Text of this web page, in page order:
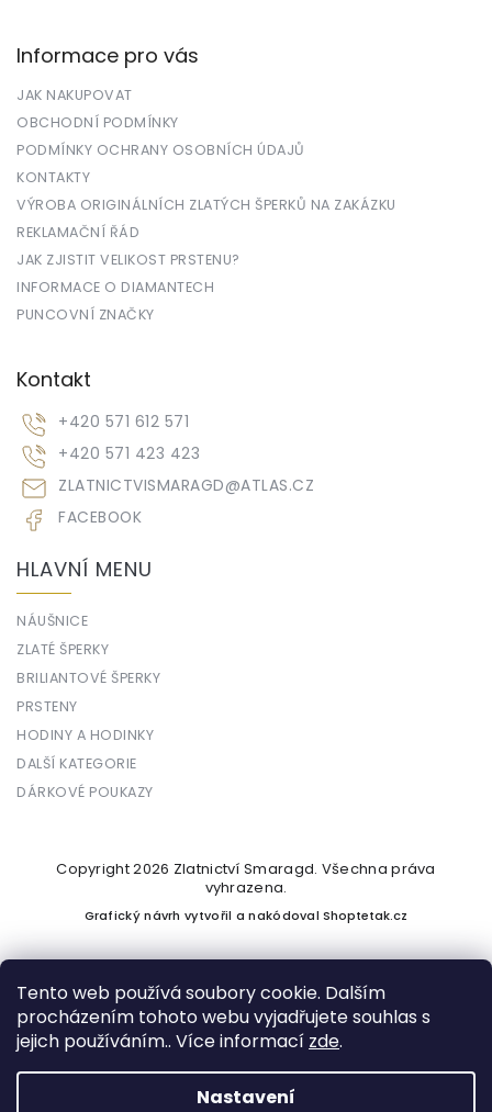
Tento web používá soubory cookie. Dalším
procházením tohoto webu vyjadřujete souhlas s
jejich používáním.. Více informací zde.
Nastavení
Informace pro vás
JAK NAKUPOVAT
OBCHODNÍ PODMÍNKY
PODMÍNKY OCHRANY OSOBNÍCH ÚDAJŮ
KONTAKTY
VÝROBA ORIGINÁLNÍCH ZLATÝCH ŠPERKŮ NA ZAKÁZKU
REKLAMAČNÍ ŘÁD
JAK ZJISTIT VELIKOST PRSTENU?
INFORMACE O DIAMANTECH
PUNCOVNÍ ZNAČKY
Kontakt
ZLATNICTVISMARAGD@ATLAS.CZ
+420 571 612 571
+420 571 423 423
FACEBOOK
HLAVNÍ MENU
NÁUŠNICE
ZLATÉ ŠPERKY
BRILIANTOVÉ ŠPERKY
PRSTENY
HODINY A HODINKY
DALŠÍ KATEGORIE
DÁRKOVÉ POUKAZY
Vytvořil Shoptet
Copyright 2026 Zlatnictví Smaragd. Všechna práva
vyhrazena.
Grafický návrh vytvořil a nakódovalShoptetak.cz
Podle zákona o evidenci tržeb je prodávající povinen vystavit